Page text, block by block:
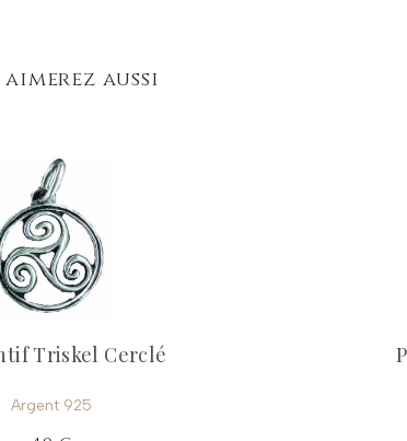
aussi
Triskel Cerclé
Argent 925